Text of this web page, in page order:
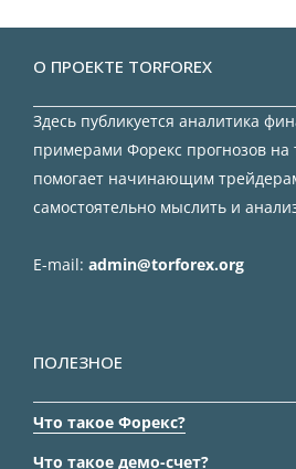
О ПРОЕКТЕ TORFOREX
Здесь публикуется аналитика
примерами Форекс прогнозов
помогает начинающим
самостоятельно мыслить и
E-mail: admin@torforex.org
ПОЛЕЗНОЕ
Что такое Форекс?
Что такое демо-счет?